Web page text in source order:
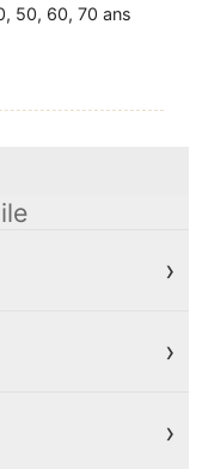
50, 60, 70 ans